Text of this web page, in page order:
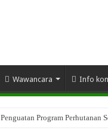
Wawancara Info
Penguatan Program Perhutanan